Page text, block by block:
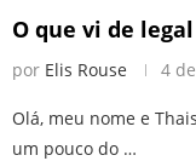
O que vi de
por Elis Rouse 4
Olá, meu nome e
um pouco do …